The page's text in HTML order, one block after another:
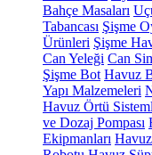
Bahçe Masaları
Tabancası Şişme
Ürünleri Şişme
Can Yeleği Can
Şişme Bot Havuz
Yapı Malzemeleri
Havuz Örtü
ve Dozaj Pompası
Ekipmanları